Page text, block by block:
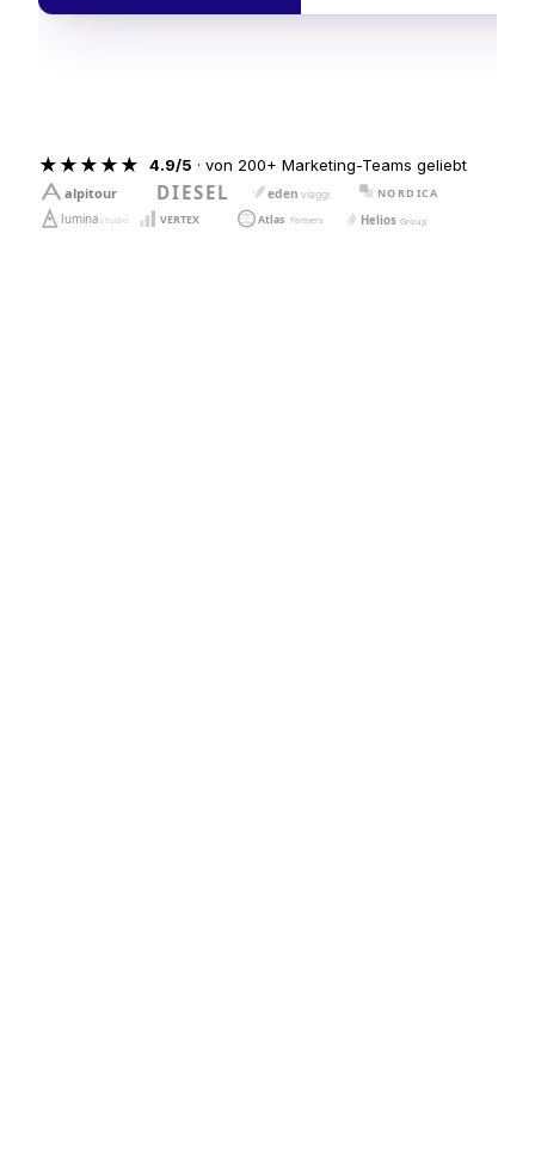
★ ★ ★ ★ ★ 4.9/5 · von 200+ Marketing-Teams geliebt